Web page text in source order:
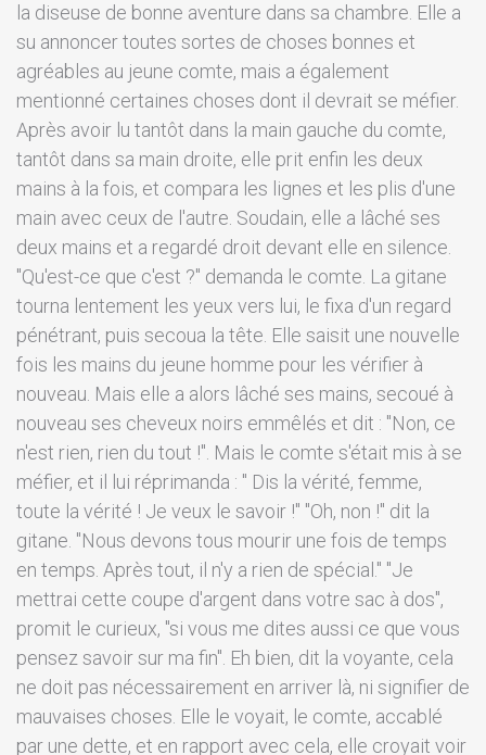
la diseuse de bonne aventure dans sa chambre. Elle a
su annoncer toutes sortes de choses bonnes et
agréables au jeune comte, mais a également
mentionné certaines choses dont il devrait se méfier.
Après avoir lu tantôt dans la main gauche du comte,
tantôt dans sa main droite, elle prit enfin les deux
mains à la fois, et compara les lignes et les plis d'une
main avec ceux de l'autre. Soudain, elle a lâché ses
deux mains et a regardé droit devant elle en silence.
"Qu'est-ce que c'est ?" demanda le comte. La gitane
tourna lentement les yeux vers lui, le fixa d'un regard
pénétrant, puis secoua la tête. Elle saisit une nouvelle
fois les mains du jeune homme pour les vérifier à
nouveau. Mais elle a alors lâché ses mains, secoué à
nouveau ses cheveux noirs emmêlés et dit : "Non, ce
n'est rien, rien du tout !". Mais le comte s'était mis à se
méfier, et il lui réprimanda : " Dis la vérité, femme,
toute la vérité ! Je veux le savoir !" "Oh, non !" dit la
gitane. "Nous devons tous mourir une fois de temps
en temps. Après tout, il n'y a rien de spécial." "Je
mettrai cette coupe d'argent dans votre sac à dos",
promit le curieux, "si vous me dites aussi ce que vous
pensez savoir sur ma fin". Eh bien, dit la voyante, cela
ne doit pas nécessairement en arriver là, ni signifier de
mauvaises choses. Elle le voyait, le comte, accablé
par une dette, et en rapport avec cela, elle croyait voir